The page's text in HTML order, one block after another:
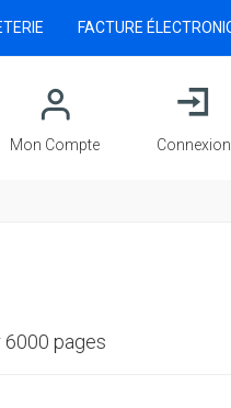
Mon Compte Connexion
FACTURE
6000 pages